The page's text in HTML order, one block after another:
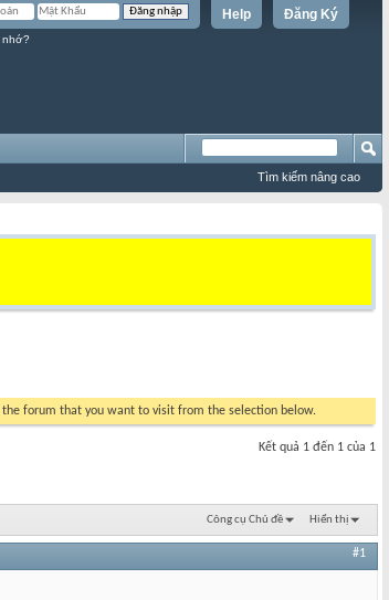
Đăng Ký
Help
nhớ?
Tìm kiếm nâng cao
the forum that you want to visit from the selection below.
Kết quả 1 đến 1 của 1
Công cụ Chủ đề Hiển thị
#1